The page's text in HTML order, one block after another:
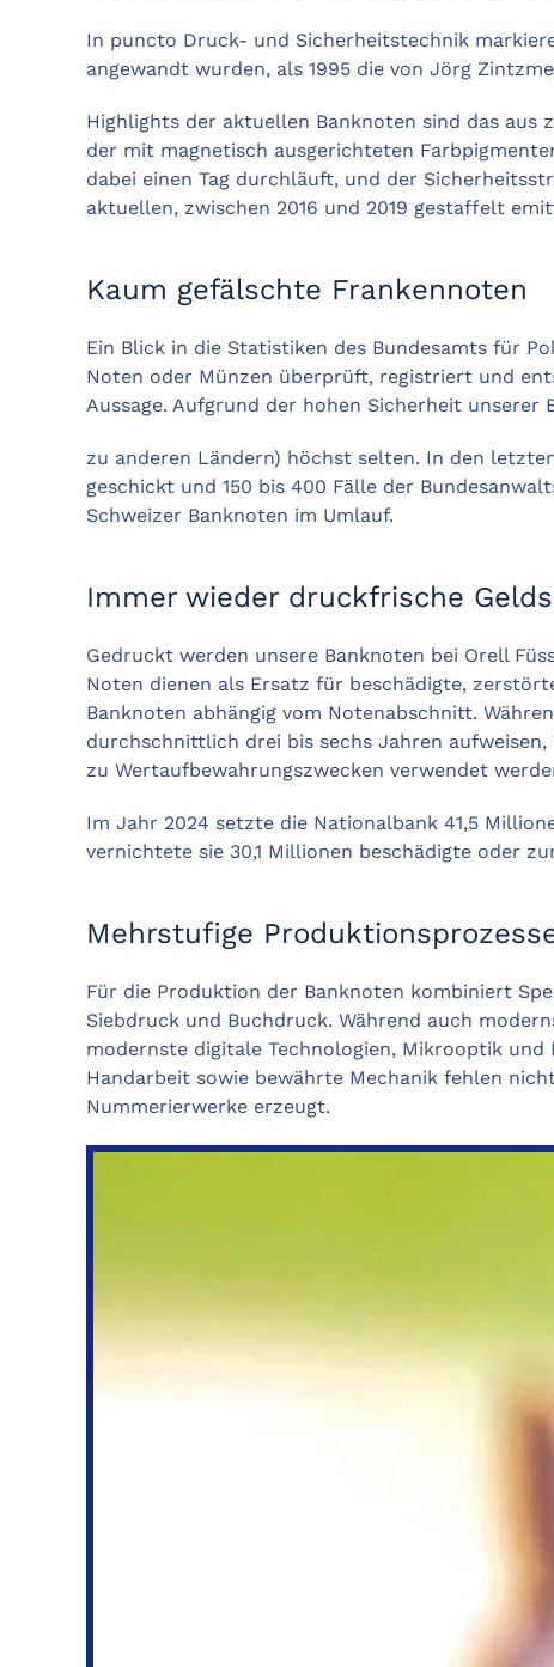
In puncto Druck- und Sicherheitstechnik
angewandt wurden, als 1995 die von Jörg
Highlights der aktuellen Banknoten sind das aus
der mit magnetisch ausgerichteten
dabei einen Tag durchläuft, und der
aktuellen, zwischen 2016 und 2019 gestaffelt
Kaum gefälschte Frankennoten
Ein Blick in die Statistiken des Bundesamts für
Noten oder Münzen überprüft, registriert und
Aussage. Aufgrund der hohen Sicherheit
zu anderen Ländern) höchst selten. In den
geschickt und 150 bis 400 Fälle der
Schweizer Banknoten im Umlauf.
Immer wieder druckfrische
Gedruckt werden unsere Banknoten bei Orell
Noten dienen als Ersatz für beschädigte,
Banknoten abhängig vom Notenabschnitt.
durchschnittlich drei bis sechs Jahren
zu Wertaufbewahrungszwecken verwendet
Im Jahr 2024 setzte die Nationalbank 41,5
vernichtete sie 30,1 Millionen beschädigte oder
Mehrstufige
Für die Produktion der Banknoten kombiniert
Siebdruck und Buchdruck. Während auch
modernste digitale Technologien, Mikrooptik
Handarbeit sowie bewährte Mechanik fehlen
Nummerierwerke erzeugt.